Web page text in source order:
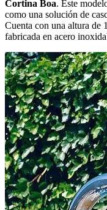
Cortina Boa. Este
como una solución de
Cuenta con una altura de
fabricada en acero